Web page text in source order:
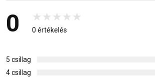
0 0 értékelés
5 csillag
4 csillag